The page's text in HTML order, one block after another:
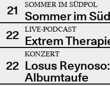
21
SOMMER IM SÜDPOL
Sommer im
22
LIVE-PODCAST
Extrem
22
KONZERT
Losus Reynoso:
Albumtaufe